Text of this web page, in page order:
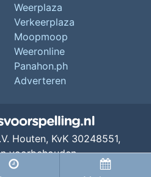
Weerplaza
Verkeerplaza
Moopmoop
Weeronline
Panahon.ph
Adverteren
Houten, KvK 30248551,
voorbehouden
Instellingen